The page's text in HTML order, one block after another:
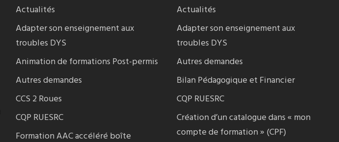
Actualités
Adapter son enseignement aux
troubles DYS
Animation de formations Post-permis
Autres demandes
CCS 2 Roues
CQP RUESRC
Formation AAC accéléré boîte
Actualités
Adapter son enseignement aux
troubles DYS
Autres demandes
Bilan Pédagogique et Financier
CQP RUESRC
Création d’un catalogue dans « mon
compte de formation » (CPF)